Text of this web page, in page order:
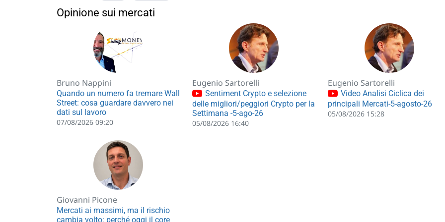
Opinione sui mercati
Bruno Nappini
Quando un numero fa tremare Wall
Street: cosa guardare davvero nei
dati sul lavoro
07/08/2026 09:20
Eugenio Sartorelli
Sentiment Crypto e selezione
delle migliori/peggiori Crypto per la
Settimana -5-ago-26
05/08/2026 16:40
Eugenio Sartorelli
Video Analisi Ciclica dei
principali Mercati-5-agosto-26
05/08/2026 15:28
Giovanni Picone
Mercati ai massimi, ma il rischio
cambia volto: perché oggi il core